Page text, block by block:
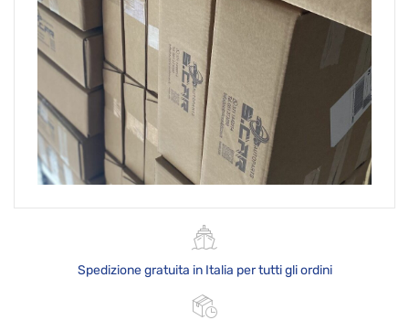
Spedizione gratuita in Italia per tutti gli ordini